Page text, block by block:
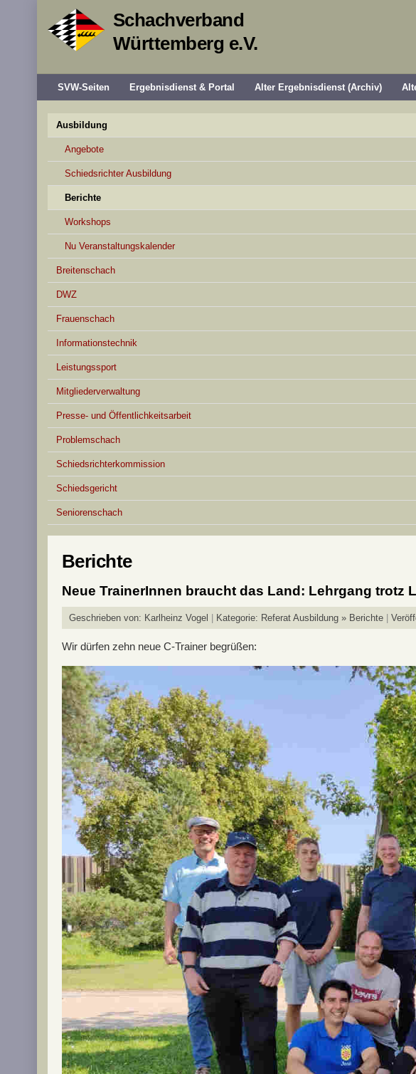
Schachverband
Württemberg e.V.
SVW-Seiten Ergebnisdienst & Portal Alter Ergebnisdienst (Archiv)
Ausbildung
Angebote
Schiedsrichter Ausbildung
Berichte
Workshops
Nu Veranstaltungskalender
Breitenschach
DWZ
Frauenschach
Informationstechnik
Leistungssport
Mitgliederverwaltung
Presse- und Öffentlichkeitsarbeit
Problemschach
Schiedsrichterkommission
Schiedsgericht
Seniorenschach
Berichte
Neue TrainerInnen braucht das Land: Lehrgang trotz
Geschrieben von: Karlheinz Vogel Kategorie: Referat Ausbildung » Berichte
Wir dürfen zehn neue C-Trainer begrüßen: